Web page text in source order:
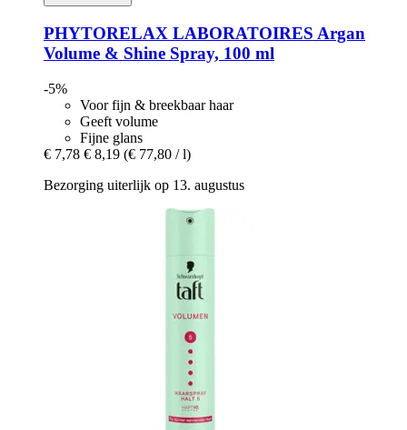
PHYTORELAX LABORATOIRES Argan
Volume & Shine Spray, 100 ml
-5%
Voor fijn & breekbaar haar
Geeft volume
Fijne glans
€ 7,78 € 8,19 (€ 77,80 / l)
Bezorging uiterlijk op 13. augustus